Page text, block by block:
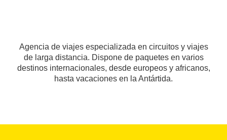
Agencia de viajes especializada en circuitos y viajes
de larga distancia. Dispone de paquetes en varios
destinos internacionales, desde europeos y africanos,
hasta vacaciones en la Antártida.